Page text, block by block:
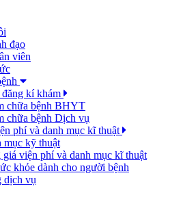
đạo
viên
kí khám
chữa bệnh BHYT
chữa bệnh Dịch vụ
phí và danh mục kĩ thuật
mục kỹ thuật
giá viện phí và danh mục kĩ thuật
khỏe dành cho người bệnh
dịch vụ